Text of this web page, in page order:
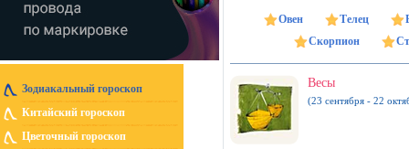
Зодиакальный гороскоп
Китайский гороскоп
Цветочный гороскоп
Овен Телец
Скорпион
Весы
(23 сентября - 22